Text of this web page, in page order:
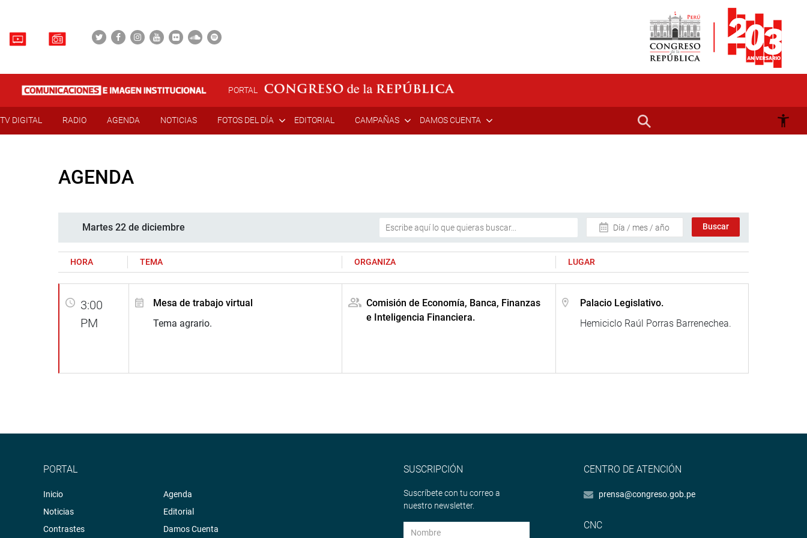
PORTAL
TV DIGITAL RADIO AGENDA NOTICIAS FOTOS DEL DÍA EDITORIAL CAMPAÑAS DAMOS CUENTA
AGENDA
Martes 22 de diciembre Día / mes / año
HORA TEMA ORGANIZA LUGAR
3:00
PM
Mesa de trabajo virtual
Tema agrario.
Comisión de Economía, Banca, Finanzas
e Inteligencia Financiera.
Palacio Legislativo.
Hemiciclo Raúl Porras Barrenechea.
PORTAL
Inicio
Noticias
Contrastes
Agenda
Editorial
Damos Cuenta
SUSCRIPCIÓN
Suscríbete con tu correo a
nuestro newsletter.
CENTRO DE ATENCIÓN
prensa@congreso.gob.pe
CNC